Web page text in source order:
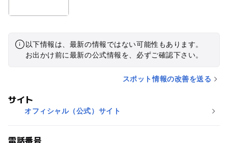
以下情報は、最新の情報ではない可能性もあります。
お出かけ前に最新の公式情報を、必ずご確認下さい。
スポット情報の改善を送る
サイト
オフィシャル（公式）サイト
電話番号